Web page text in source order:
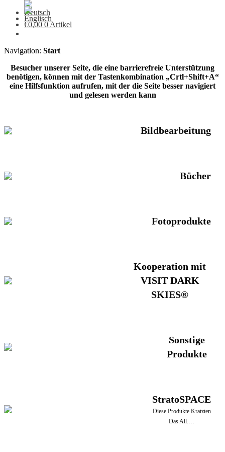
€0,00 0 Artikel
Navigation: Start
Besucher unserer Seite, die eine barrierefreie Unterstützung
benötigen, können mit der Tastenkombination „Crtl+Shift+A“
eine Hilfsfunktion aufrufen, mit der die Seite besser navigiert
und gelesen werden kann
Bildbearbeitung
Bücher
Fotoprodukte
Kooperation mit
VISIT DARK
SKIES®
Sonstige
Produkte
StratoSPACE
Diese Produkte Kratzten
Das All.…